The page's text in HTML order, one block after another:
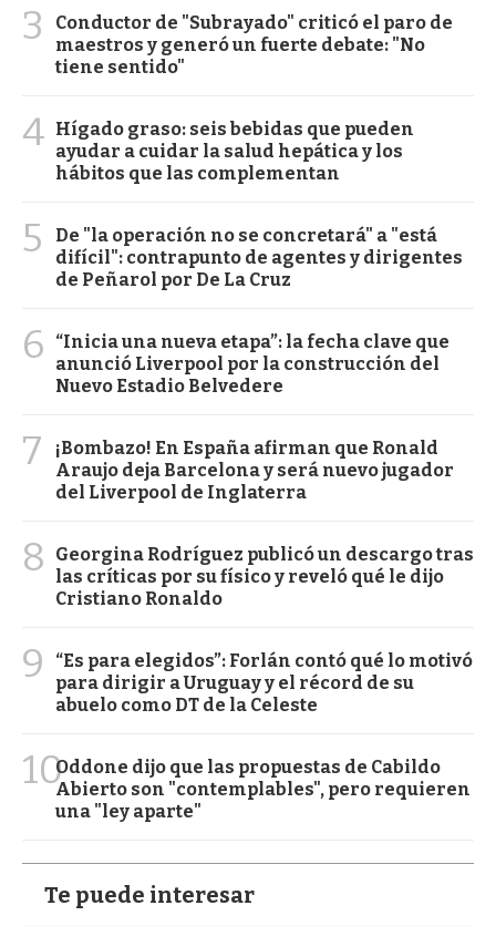
3
Conductor de "Subrayado" criticó el paro de
maestros y generó un fuerte debate: "No
tiene sentido"
4 Hígado graso: seis bebidas que pueden
ayudar a cuidar la salud hepática y los
hábitos que las complementan
5
De "la operación no se concretará" a "está
difícil": contrapunto de agentes y dirigentes
de Peñarol por De La Cruz
6
“Inicia una nueva etapa”: la fecha clave que
anunció Liverpool por la construcción del
Nuevo Estadio Belvedere
7
¡Bombazo! En España afirman que Ronald
Araujo deja Barcelona y será nuevo jugador
del Liverpool de Inglaterra
8
Georgina Rodríguez publicó un descargo tras
las críticas por su físico y reveló qué le dijo
Cristiano Ronaldo
9
“Es para elegidos”: Forlán contó qué lo motivó
para dirigir a Uruguay y el récord de su
abuelo como DT de la Celeste
10Oddone dijo que las propuestas de Cabildo
Abierto son "contemplables", pero requieren
una "ley aparte"
Te puede interesar